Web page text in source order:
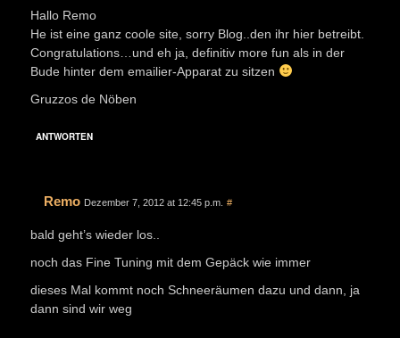
Hallo Remo
He ist eine ganz coole site, sorry Blog..den ihr hier betreibt.
Congratulations…und eh ja, definitiv more fun als in der
Bude hinter dem emailier-Apparat zu sitzen
Gruzzos de Nöben
ANTWORTEN
Remo Dezember 7, 2012 at 12:45 p.m. #
bald geht’s wieder los..
noch das Fine Tuning mit dem Gepäck wie immer
dieses Mal kommt noch Schneeräumen dazu und dann, ja
dann sind wir weg